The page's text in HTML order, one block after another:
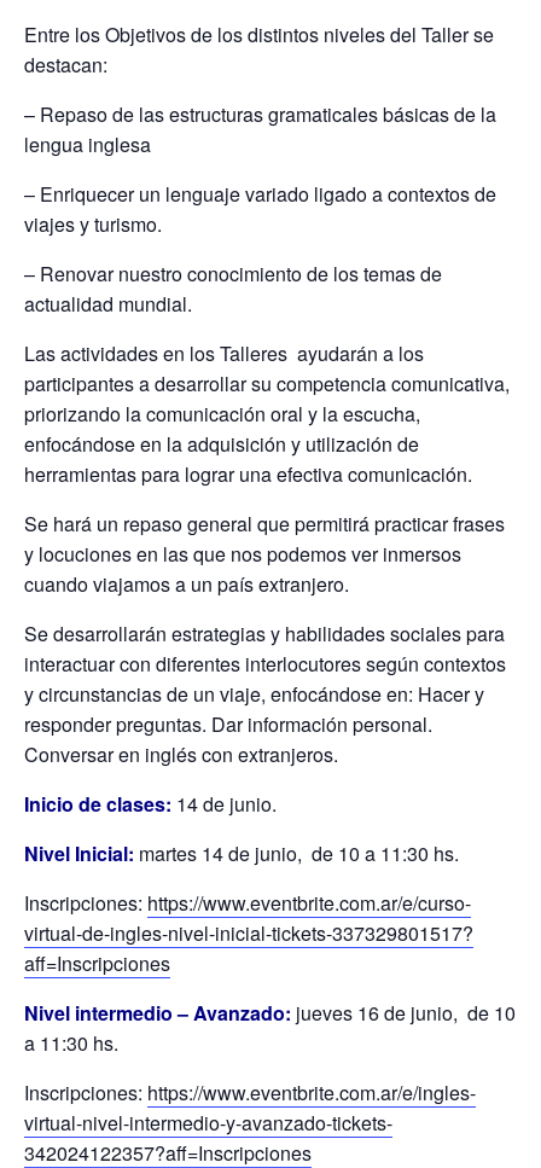
Entre los Objetivos de los distintos niveles del Taller se
destacan:
– Repaso de las estructuras gramaticales básicas de la
lengua inglesa
– Enriquecer un lenguaje variado ligado a contextos de
viajes y turismo.
– Renovar nuestro conocimiento de los temas de
actualidad mundial.
Las actividades en los Talleres ayudarán a los
participantes a desarrollar su competencia comunicativa,
priorizando la comunicación oral y la escucha,
enfocándose en la adquisición y utilización de
herramientas para lograr una efectiva comunicación.
Se hará un repaso general que permitirá practicar frases
y locuciones en las que nos podemos ver inmersos
cuando viajamos a un país extranjero.
Se desarrollarán estrategias y habilidades sociales para
interactuar con diferentes interlocutores según contextos
y circunstancias de un viaje, enfocándose en: Hacer y
responder preguntas. Dar información personal.
Conversar en inglés con extranjeros.
Inicio de clases: 14 de junio.
Nivel Inicial: martes 14 de junio, de 10 a 11:30 hs.
Inscripciones: https://www.eventbrite.com.ar/e/curso-
virtual-de-ingles-nivel-inicial-tickets-337329801517?
aff=Inscripciones
Nivel intermedio – Avanzado: jueves 16 de junio, de 10
a 11:30 hs.
Inscripciones: https://www.eventbrite.com.ar/e/ingles-
virtual-nivel-intermedio-y-avanzado-tickets-
342024122357?aff=Inscripciones